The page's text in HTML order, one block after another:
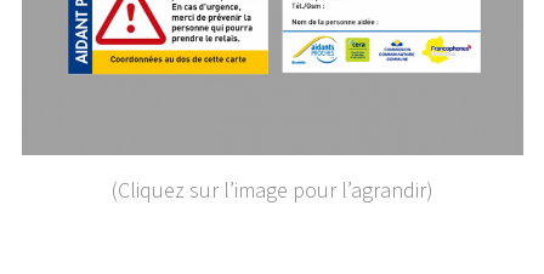
(Cliquez sur l’image pour l’agrandir)